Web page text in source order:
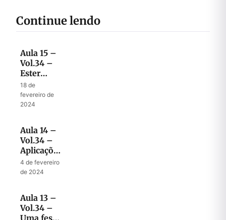
Continue lendo
Aula 15 –
Vol.34 –
Ester
como
parábola
do
18 de
fevereiro de
2024
Aula 14 –
Vol.34 –
Aplicações
do livro
de Ester
4 de fevereiro
de 2024
Aula 13 –
Vol.34 –
Uma festa